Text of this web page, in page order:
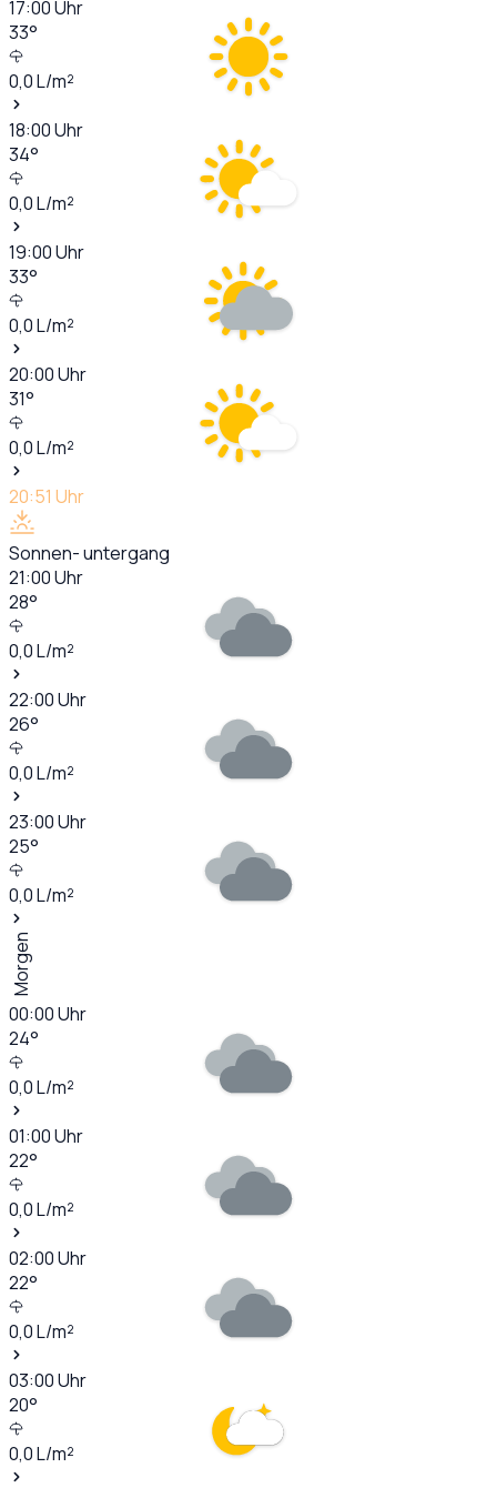
17:00Uhr
33°
0,0L/m²
18:00Uhr
34°
0,0L/m²
19:00Uhr
33°
0,0L/m²
20:00Uhr
31°
0,0L/m²
20:51 Uhr
Sonnen- untergang
21:00Uhr
28°
0,0L/m²
22:00Uhr
26°
0,0L/m²
23:00Uhr
25°
0,0L/m²
Morgen
00:00Uhr
24°
0,0L/m²
01:00Uhr
22°
0,0L/m²
02:00Uhr
22°
0,0L/m²
03:00Uhr
20°
0,0L/m²